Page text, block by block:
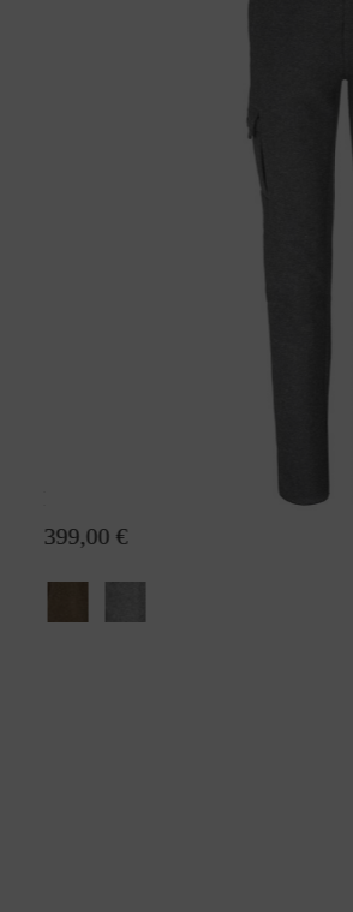
Lodenhose Juliane GreifenbergS
399,00 €